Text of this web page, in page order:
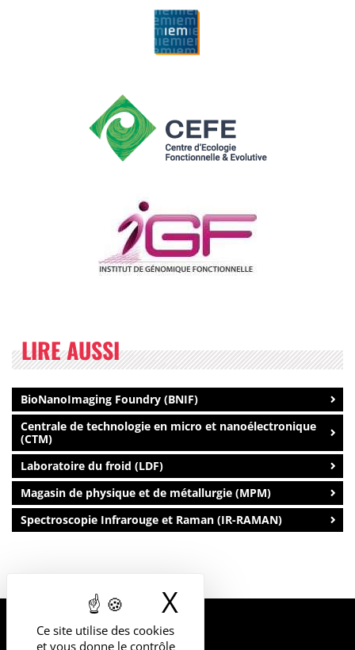
Ce site utilise des cookies
et vous donne le contrôle
X Masquer le
LIRE AUSSI
BioNanoImaging Foundry (BNIF)
Centrale de technologie en micro et nanoélectronique
(CTM)
Laboratoire du froid (LDF)
Magasin de physique et de métallurgie (MPM)
Spectroscopie Infrarouge et Raman (IR-RAMAN)
UNIVERSITÉ